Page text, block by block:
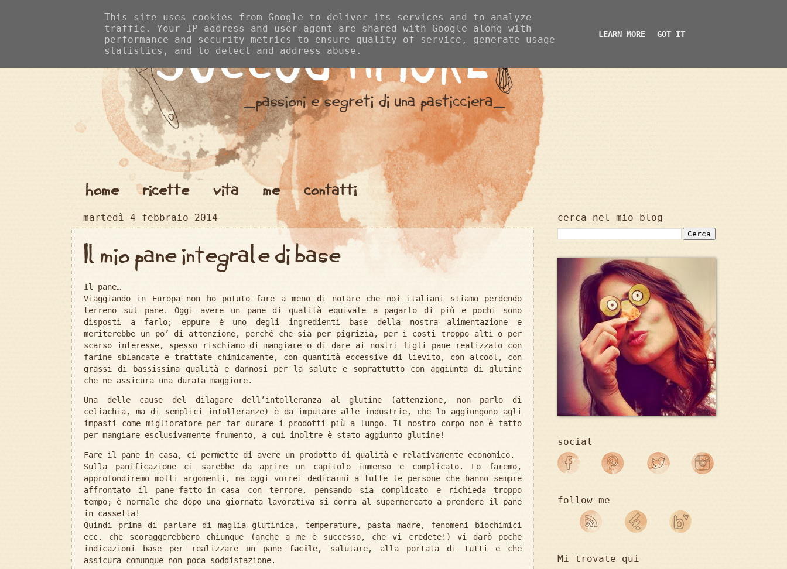
home ricette vita me contatti
martedì 4 febbraio 2014
Il mio pane integrale di base
Il pane…
Viaggiando in Europa non ho potuto fare a meno di notare che noi italiani stiamo perdendo
terreno sul pane. Oggi avere un pane di qualità equivale a pagarlo di più e pochi sono
disposti a farlo; eppure è uno degli ingredienti base della nostra alimentazione e
meriterebbe un po’ di attenzione, perché che sia per pigrizia, per i costi troppo alti o per
scarso interesse, spesso rischiamo di mangiare o di dare ai nostri figli pane realizzato con
farine sbiancate e trattate chimicamente, con quantità eccessive di lievito, con alcool, con
grassi di bassissima qualità e dannosi per la salute e soprattutto con aggiunta di glutine
che ne assicura una durata maggiore.
Una delle cause del dilagare dell’intolleranza al glutine (attenzione, non parlo di
celiachia, ma di semplici intolleranze) è da imputare alle industrie, che lo aggiungono agli
impasti come miglioratore per far durare i prodotti più a lungo. Il nostro corpo non è fatto
per mangiare esclusivamente frumento, a cui inoltre è stato aggiunto glutine!
Fare il pane in casa, ci permette di avere un prodotto di qualità e relativamente economico.
Sulla panificazione ci sarebbe da aprire un capitolo immenso e complicato. Lo faremo,
approfondiremo molti argomenti, ma oggi vorrei dedicarmi a tutte le persone che hanno sempre
affrontato il pane-fatto-in-casa con terrore, pensando sia complicato e richieda troppo
tempo; è normale che dopo una giornata lavorativa si corra al supermercato a prendere il pane
in cassetta!
Quindi prima di parlare di maglia glutinica, temperature, pasta madre, fenomeni biochimici
ecc. che scoraggerebbero chiunque (anche a me è successo, che vi credete!) vi darò poche
indicazioni base per realizzare un pane facile, salutare, alla portata di tutti e che
assicura comunque non poca soddisfazione.
cerca nel mio blog
social
follow me
Mi trovate qui
This site uses cookies from Google to deliver its services and to analyze
traffic. Your IP address and user-agent are shared with Google along with
performance and security metrics to ensure quality of service, generate usage
statistics, and to detect and address abuse.
LEARN MORE GOT IT